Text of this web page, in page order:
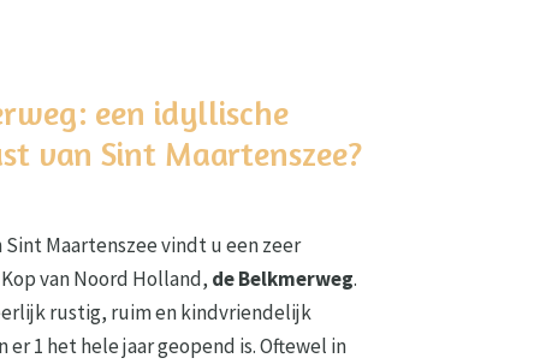
een idyllische
van Sint Maartenszee?
Maartenszee vindt u een zeer
van Noord Holland, de Belkmerweg.
rustig, ruim en kindvriendelijk
1 het hele jaar geopend is. Oftewel in